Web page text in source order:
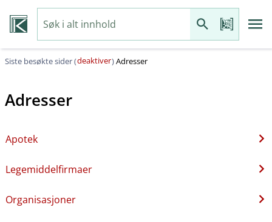
Siste besøkte sider (deaktiver)Adresser
Adresser
Apotek
Legemiddelfirmaer
Organisasjoner